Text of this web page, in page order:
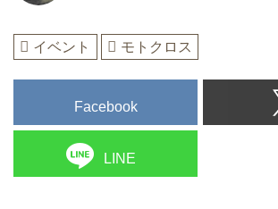
イベント モトクロス
Facebook
LINE